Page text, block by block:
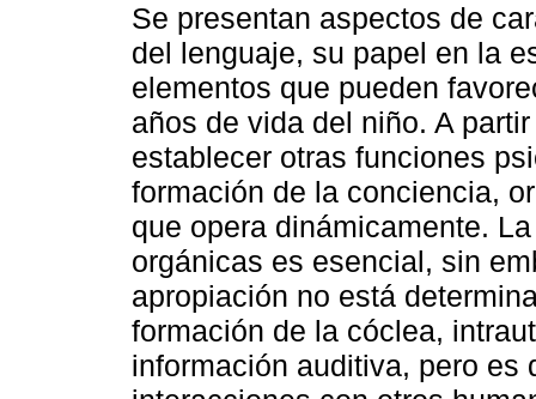
Se presentan aspectos de
del lenguaje, su papel en la
elementos que pueden
años de vida del niño. A
establecer otras funciones
formación de la conciencia,
que opera dinámicamente.
orgánicas es esencial, sin
apropiación no está
formación de la cóclea,
información auditiva, pero es